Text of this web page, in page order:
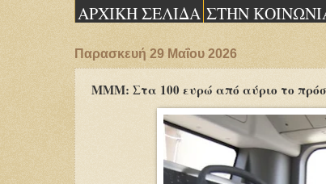
ΑΡΧΙΚΗ ΣΕΛΙΔΑ ΣΤΗΝ
Παρασκευή 29 Μαΐου 2026
ΜΜΜ: Στα 100 ευρώ από αύριο το